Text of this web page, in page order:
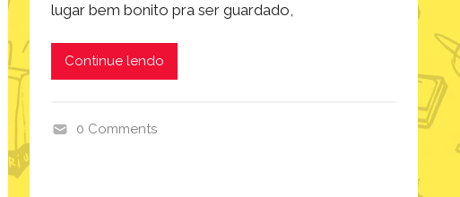
lugar bem bonito pra ser guardado,
Continue lendo
0 Comments